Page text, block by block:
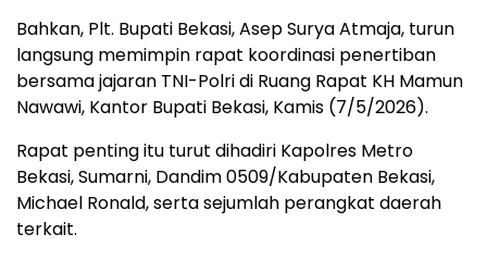
Bahkan, Plt. Bupati Bekasi, Asep Surya Atmaja, turun
langsung memimpin rapat koordinasi penertiban
bersama jajaran TNI-Polri di Ruang Rapat KH Mamun
Nawawi, Kantor Bupati Bekasi, Kamis (7/5/2026).
Rapat penting itu turut dihadiri Kapolres Metro
Bekasi, Sumarni, Dandim 0509/Kabupaten Bekasi,
Michael Ronald, serta sejumlah perangkat daerah
terkait.